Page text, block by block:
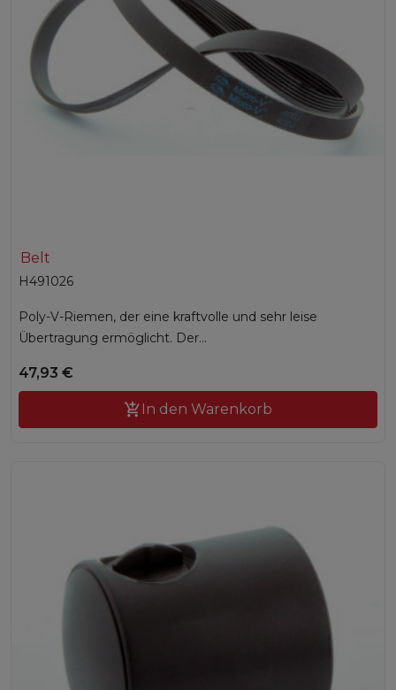
Belt
H491026
Poly-V-Riemen, der eine kraftvolle und sehr leise
Übertragung ermöglicht. Der...
47,93 €
 In den Warenkorb